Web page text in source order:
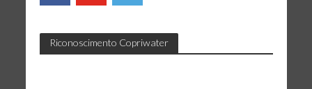
Riconoscimento Copriwater